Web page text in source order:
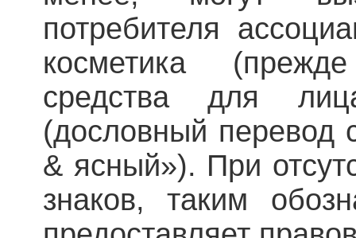
потребителя
косметика
средства для
(дословный перевод
& ясный»). При
знаков, таким